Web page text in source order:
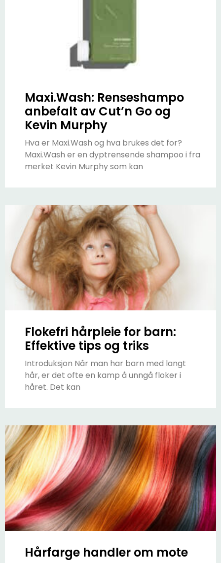
Maxi.Wash: Renseshampo
anbefalt av Cut’n Go og
Kevin Murphy
Hva er Maxi.Wash og hva brukes det for?
Maxi.Wash er en dyptrensende shampoo i fra
merket Kevin Murphy som kan
Flokefri hårpleie for barn:
Effektive tips og triks
Introduksjon Når man har barn med langt
hår, er det ofte en kamp å unngå floker i
håret. Det kan
Hårfarge handler om mote